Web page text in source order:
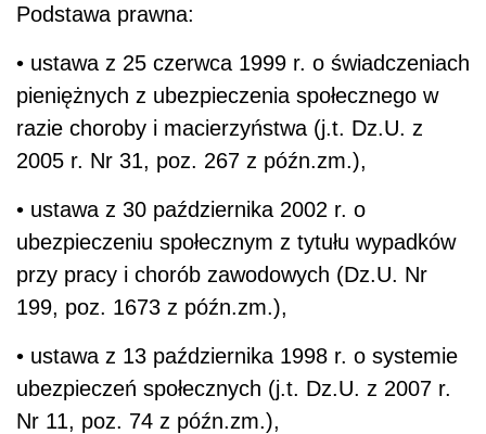
Podstawa prawna:
• ustawa z 25 czerwca 1999 r. o świadczeniach
pieniężnych z ubezpieczenia społecznego w
razie choroby i macierzyństwa (j.t. Dz.U. z
2005 r. Nr 31, poz. 267 z późn.zm.),
• ustawa z 30 października 2002 r. o
ubezpieczeniu społecznym z tytułu wypadków
przy pracy i chorób zawodowych (Dz.U. Nr
199, poz. 1673 z późn.zm.),
• ustawa z 13 października 1998 r. o systemie
ubezpieczeń społecznych (j.t. Dz.U. z 2007 r.
Nr 11, poz. 74 z późn.zm.),